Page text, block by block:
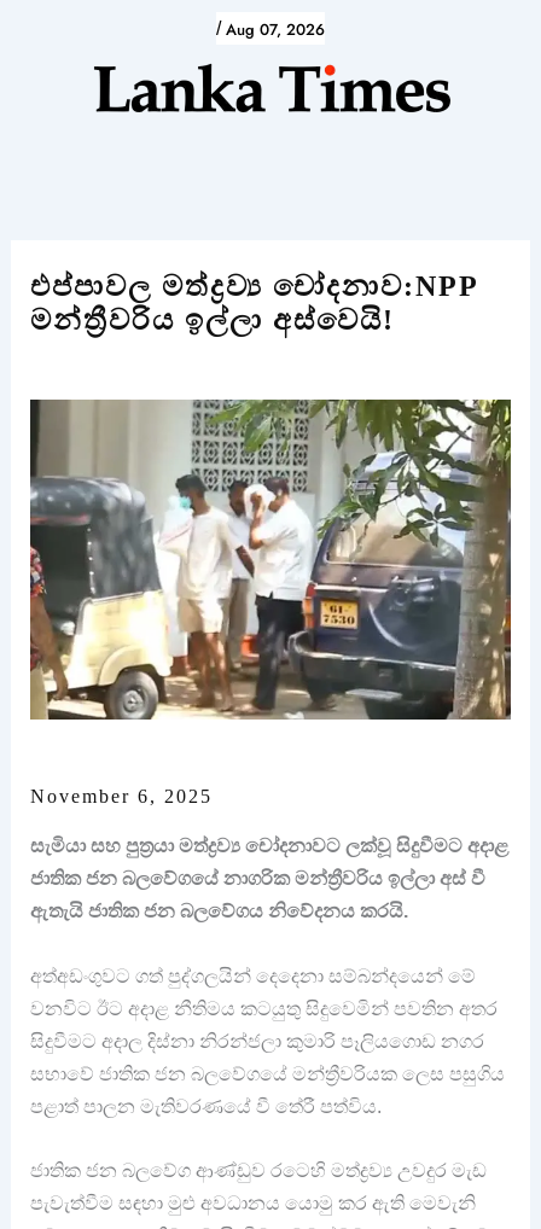
/ Aug 07, 2026
එප්පාවල මත්ද්‍රව්‍ය චෝදනාව:NPP
මන්ත්‍රීවරිය ඉල්ලා අස්වෙයි!
November 6, 2025
සැමියා සහ පුත්‍රයා මත්ද්‍රව්‍ය චෝදනාවට ලක්වූ සිදුවීමට අදාළ
ජාතික ජන බලවේගයේ නාගරික මන්ත්‍රීවරිය ඉල්ලා අස් වී
ඇතැයි ජාතික ජන බලවේගය නිවේදනය කරයි.
අත්අඩංගුවට ගත් පුද්ගලයින් දෙදෙනා සම්බන්දයෙන් මේ
වනවිට ඊට අදාළ නීතිමය කටයුතු සිදුවෙමින් පවතින අතර
සිදුවීමට අදාල දිස්නා නිරන්ජලා කුමාරි පෑලියගොඩ නගර
සභාවේ ජාතික ජන බලවේගයේ මන්ත්‍රීවරියක ලෙස පසුගිය
පළාත් පාලන මැතිවරණයේ වී තේරී පත්විය.
ජාතික ජන බලවේග ආණ්ඩුව රටෙහි මත්ද්‍රව්‍ය උවදුර මැඩ
පැවැත්වීම සඳහා මුළු අවධානය යොමු කර ඇති මෙවැනි